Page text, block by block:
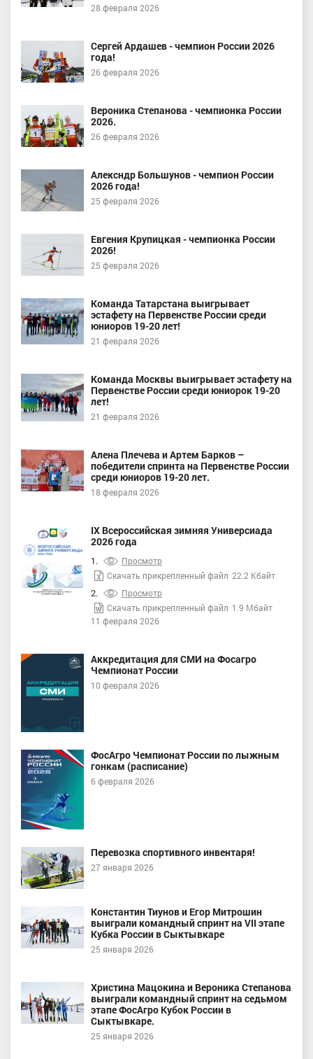
28 февраля 2026
Сергей Ардашев - чемпион России 2026
года!
26 февраля 2026
Вероника Степанова - чемпионка России
2026.
26 февраля 2026
Алексндр Большунов - чемпион России
2026 года!
25 февраля 2026
Евгения Крупицкая - чемпионка России
2026!
25 февраля 2026
Команда Татарстана выигрывает
эстафету на Первенстве России среди
юниоров 19-20 лет!
21 февраля 2026
Команда Москвы выигрывает эстафету на
Первенстве России среди юниорок 19-20
лет!
21 февраля 2026
Алена Плечева и Артем Барков –
победители спринта на Первенстве России
среди юниоров 19-20 лет.
18 февраля 2026
IX Всероссийская зимняя Универсиада
2026 года
1.
Просмотр
Скачать прикрепленный файл 22.2 Кбайт
2.
Просмотр
Скачать прикрепленный файл 1.9 Мбайт
11 февраля 2026
Аккредитация для СМИ на Фосагро
Чемпионат России
10 февраля 2026
ФосАгро Чемпионат России по лыжным
гонкам (расписание)
6 февраля 2026
Перевозка спортивного инвентаря!
27 января 2026
Константин Тиунов и Егор Митрошин
выиграли командный спринт на VII этапе
Кубка России в Сыктывкаре
25 января 2026
Христина Мацокина и Вероника Степанова
выиграли командный спринт на седьмом
этапе ФосАгро Кубок России в
Сыктывкаре.
25 января 2026